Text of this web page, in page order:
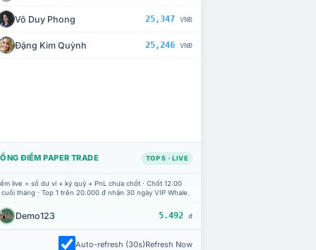
Võ Duy Phong 25,347 VNĐ
Đặng Kim Quỳnh 25,246 VNĐ
ĐIỂM PAPER TRADE TOP 5 · LIVE
live = số dư ví + ký quỹ + PnL chưa chốt · Chốt 12:00
tháng · Top 1 trên 20.000 đ nhận 30 ngày VIP Whale.
Demo123 5.492 đ
Auto-refresh (30s)Refresh Now